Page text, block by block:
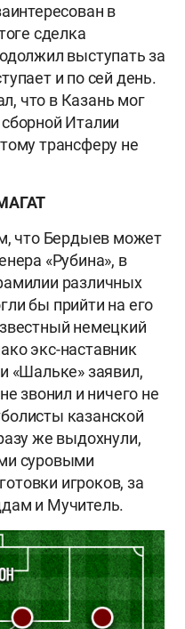
в
сделка
выступать за
и по сей день.
что в Казань мог
Италии
трансферу не
что Бердыев может
«Рубина», в
различных
бы прийти на его
немецкий
экс-наставник
«Шальке» заявил,
звонил и ничего не
казанской
же выдохнули,
суровыми
игроков, за
и Мучитель.